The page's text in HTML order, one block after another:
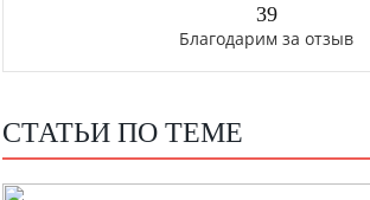
39
Благодарим за отзыв
СТАТЬИ ПО ТЕМЕ